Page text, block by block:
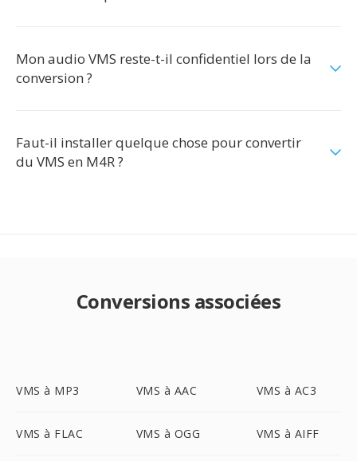
Mon audio VMS reste-t-il confidentiel lors de la
conversion ?
Faut-il installer quelque chose pour convertir
du VMS en M4R ?
Conversions associées
VMS à MP3 VMS à AAC VMS à AC3
VMS à FLAC VMS à OGG VMS à AIFF